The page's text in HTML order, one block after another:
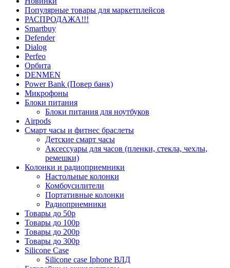
Популярные товары для маркетплейсов
РАСПРОДАЖА!!!
Smartbuy
Defender
Dialog
Perfeo
Орбита
DENMEN
Power Bank (Повер банк)
Микрофоны
Блоки питания
Блоки питания для ноутбуков
Airpods
Смарт часы и фитнес браслеты
Детские смарт часы
Аксессуары для часов (пленки, стекла, чехлы,
ремешки)
Колонки и радиоприемники
Настольные колонки
Комбоусилители
Портативные колонки
Радиоприемники
Товары до 50р
Товары до 100р
Товары до 200р
Товары до 300р
Silicone Case
Silicone case Iphone ВЛД